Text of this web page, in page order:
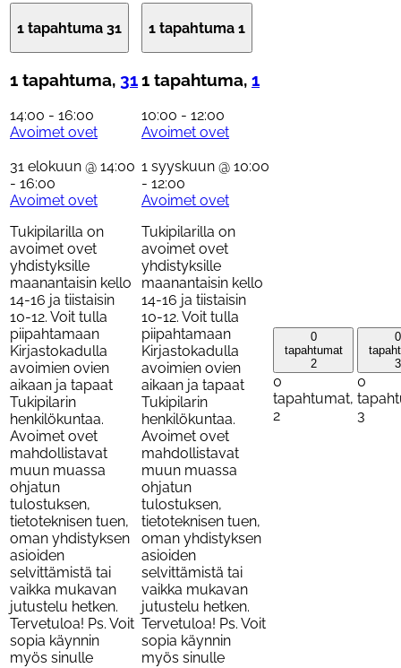
1 tapahtuma 31
1 tapahtuma, 31
14:00 - 16:00
Avoimet ovet
31 elokuun @ 14:00
- 16:00
Avoimet ovet
Tukipilarilla on
avoimet ovet
yhdistyksille
maanantaisin kello
14-16 ja tiistaisin
10-12. Voit tulla
piipahtamaan
Kirjastokadulla
avoimien ovien
aikaan ja tapaat
Tukipilarin
henkilökuntaa.
Avoimet ovet
mahdollistavat
muun muassa
ohjatun
tulostuksen,
tietoteknisen tuen,
oman yhdistyksen
asioiden
selvittämistä tai
vaikka mukavan
jutustelu hetken.
Tervetuloa! Ps. Voit
sopia käynnin
myös sinulle
1 tapahtuma 1
1 tapahtuma, 1
10:00 - 12:00
Avoimet ovet
1 syyskuun @ 10:00
- 12:00
Avoimet ovet
Tukipilarilla on
avoimet ovet
yhdistyksille
maanantaisin kello
14-16 ja tiistaisin
10-12. Voit tulla
piipahtamaan
Kirjastokadulla
avoimien ovien
aikaan ja tapaat
Tukipilarin
henkilökuntaa.
Avoimet ovet
mahdollistavat
muun muassa
ohjatun
tulostuksen,
tietoteknisen tuen,
oman yhdistyksen
asioiden
selvittämistä tai
vaikka mukavan
jutustelu hetken.
Tervetuloa! Ps. Voit
sopia käynnin
myös sinulle
0
tapahtumat
2
0
tapahtumat,
2
0
3
0
3